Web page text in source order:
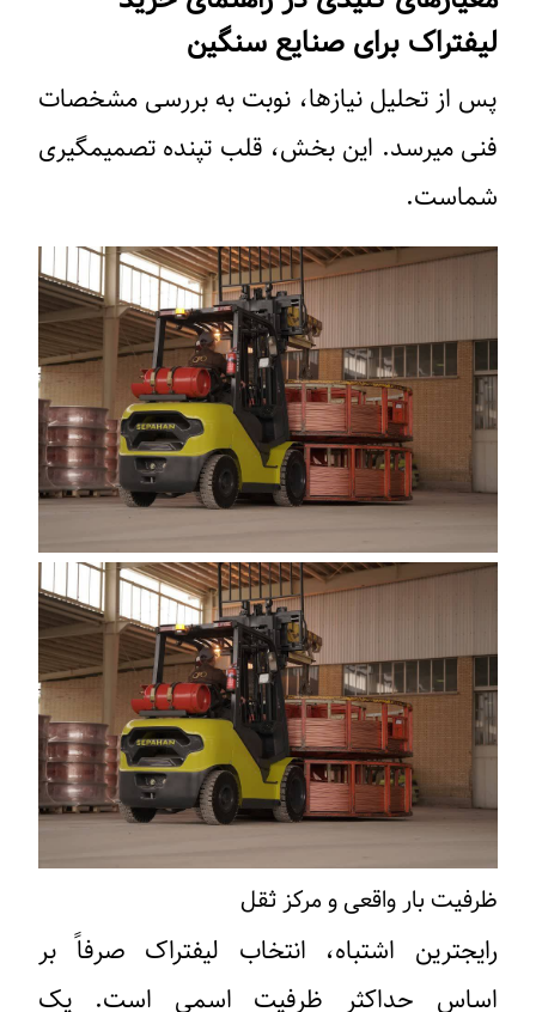
لیفتراک برای صنایع سنگین
پس از تحلیل نیازها، نوبت به بررسی مشخصات
فنی میرسد. این بخش، قلب تپنده تصمیمگیری
شماست.
ظرفیت بار واقعی و مرکز ثقل
رایجترین اشتباه، انتخاب لیفتراک صرفاً بر
اساس حداکثر ظرفیت اسمی است. یک